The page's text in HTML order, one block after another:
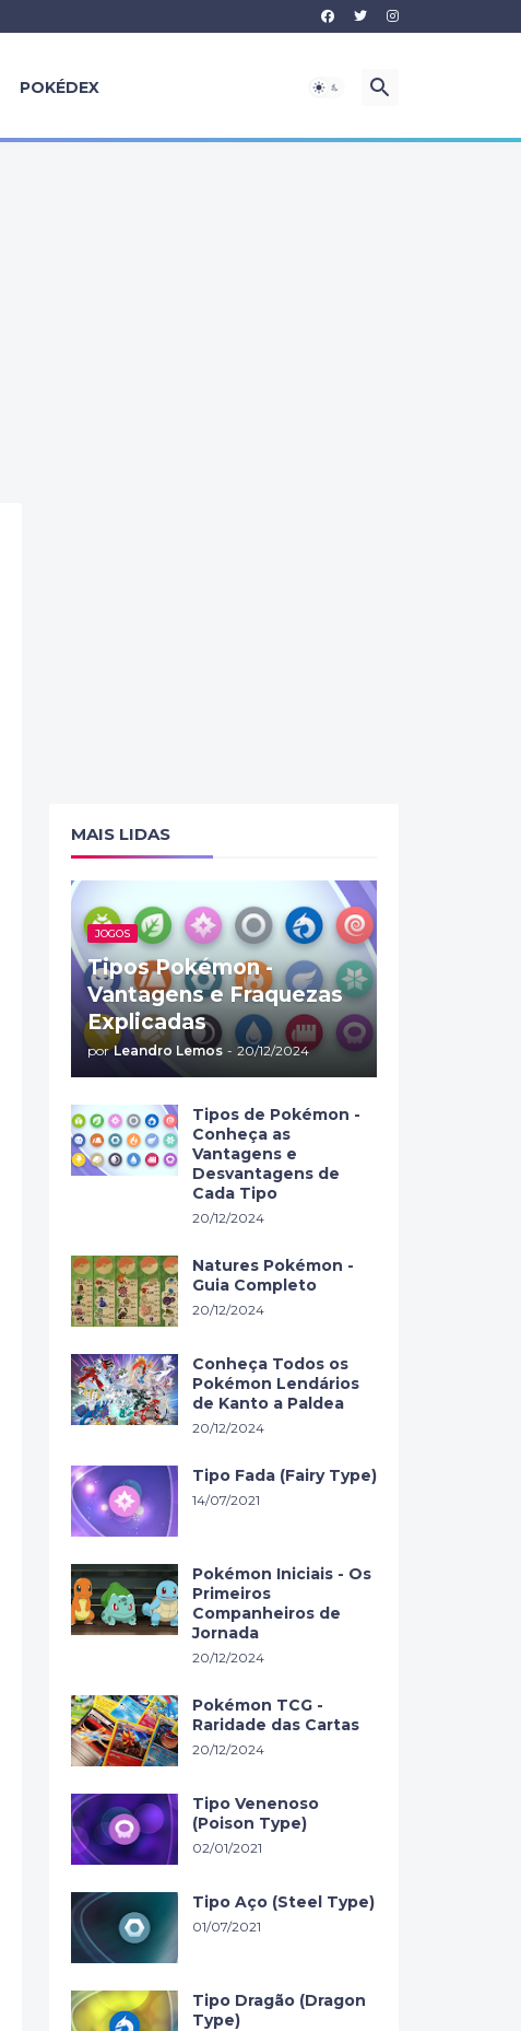
POKÉDEX
MAIS LIDAS
JOGOS
Tipos Pokémon -
Vantagens e Fraquezas
Explicadas
por Leandro Lemos - 20/12/2024
Tipos de Pokémon -
Conheça as
Vantagens e
Desvantagens de
Cada Tipo
20/12/2024
Natures Pokémon -
Guia Completo
20/12/2024
Conheça Todos os
Pokémon Lendários
de Kanto a Paldea
20/12/2024
Tipo Fada (Fairy Type)
14/07/2021
Pokémon Iniciais - Os
Primeiros
Companheiros de
Jornada
20/12/2024
Pokémon TCG -
Raridade das Cartas
20/12/2024
Tipo Venenoso
(Poison Type)
02/01/2021
Tipo Aço (Steel Type)
01/07/2021
Tipo Dragão (Dragon
Type)